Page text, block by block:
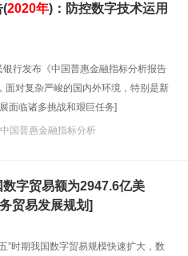
(2020年)：防控数字技术运用
行发布《中国普惠金融指标分析报告
，面对复杂严峻的国内外环境，特别是新
面临诸多挑战和艰巨任务]
中国普惠金融指标分析
数字贸易额为2947.6亿美
贸易发展规划]
”时期我国数字贸易规模快速扩大，数